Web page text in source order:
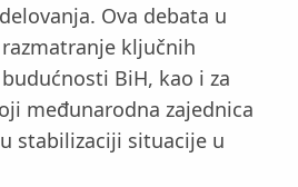
Ova debata u
ključnih
BiH, kao i za
međunarodna zajednica
stabilizaciji situacije u